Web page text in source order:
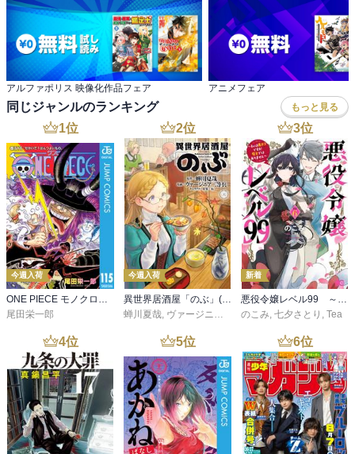
アルファポリス 映像化作品フェア アニメフェア
同じジャンルのランキング もっと見る
1位
今週入荷
ONE PIECE モノクロ版 115
尾田栄一郎
2位
今週入荷
異世界居酒屋「のぶ」(22)
蝉川夏哉, ヴァージニア二等兵 ,転
3位
新着
悪役令嬢レベル99 ～私は裏ボスですが魔王ではありません～ その６
のこみ, 七夕さとり , Tea
4位 5位 6位